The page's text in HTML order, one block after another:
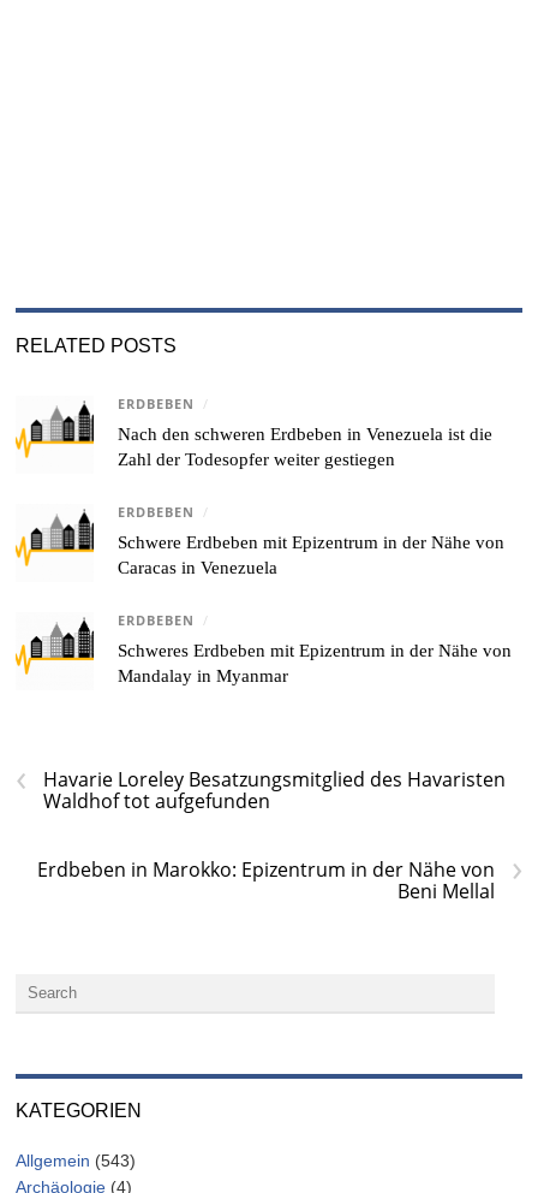
RELATED POSTS
ERDBEBEN /
Nach den schweren Erdbeben in Venezuela ist die
Zahl der Todesopfer weiter gestiegen
ERDBEBEN /
Schwere Erdbeben mit Epizentrum in der Nähe von
Caracas in Venezuela
ERDBEBEN /
Schweres Erdbeben mit Epizentrum in der Nähe von
Mandalay in Myanmar
‹
Havarie Loreley Besatzungsmitglied des Havaristen
Waldhof tot aufgefunden
›
Erdbeben in Marokko: Epizentrum in der Nähe von
Beni Mellal
KATEGORIEN
Allgemein (543)
Archäologie (4)